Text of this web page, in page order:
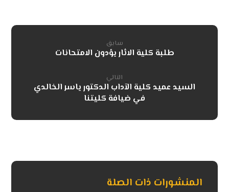
سابق
طلبة كلية الاثار يؤدون الامتحانات
التالي
السيد عميد كلية الآداب الدكتور ياسر الخالدي
في ضيافة كليتنا
المنشورات ذات الصلة